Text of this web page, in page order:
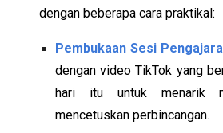
dengan beberapa cara praktikal:
Pembukaan Sesi
dengan video TikTok yang
hari itu untuk menarik
mencetuskan perbincangan.